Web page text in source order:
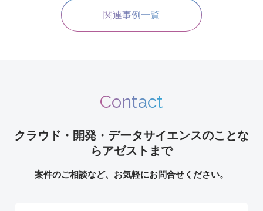
関連事例一覧
Contact
クラウド・開発・データサイエンスのことな
らアゼストまで
案件のご相談など、お気軽にお問合せください。